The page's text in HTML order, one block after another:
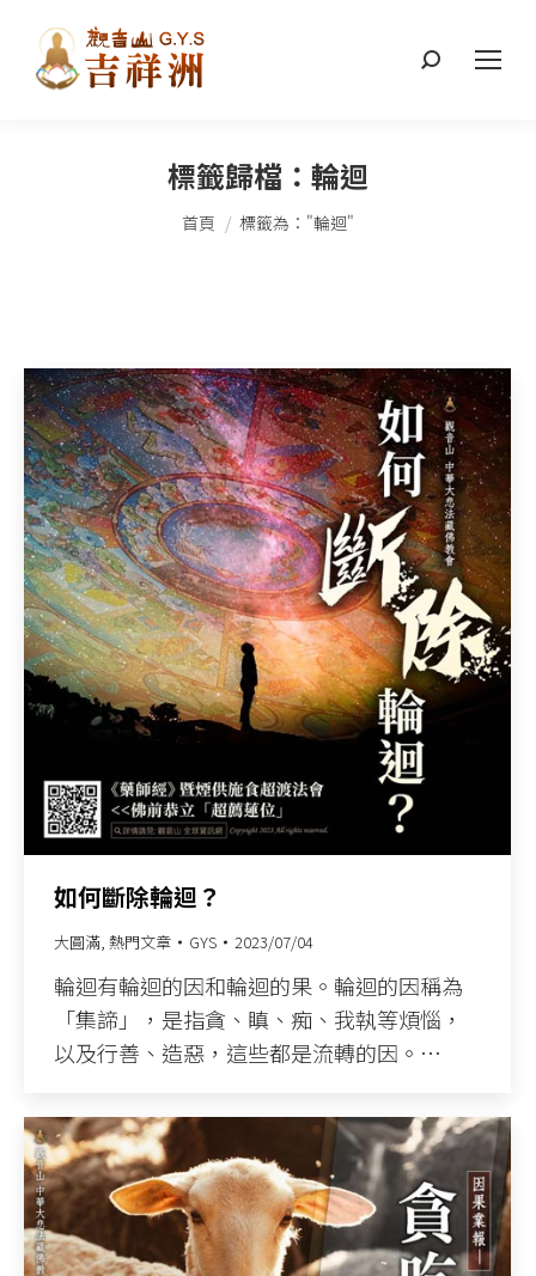
搜
標籤歸檔： 輪迴
您在這裡：
首頁 標籤為："輪迴"
如何斷除輪迴？
大圓滿, 熱門文章 GYS 2023/07/04
輪迴有輪迴的因和輪迴的果。輪迴的因稱為
「集諦」，是指貪、瞋、痴、我執等煩惱，
以及行善、造惡，這些都是流轉的因。…